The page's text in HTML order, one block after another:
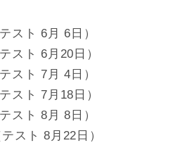
スト 6月 6日）
スト 6月20日）
スト 7月 4日）
スト 7月18日）
スト 8月 8日）
スト 8月22日）